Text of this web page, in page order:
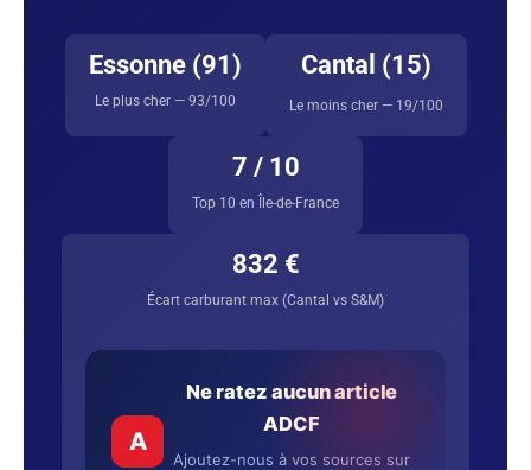
Essonne (91)
Le plus cher — 93/100
Cantal (15)
Le moins cher — 19/100
7 / 10
Top 10 en Île-de-France
832 €
Écart carburant max (Cantal vs S&M)
A
Ne ratez aucun article
ADCF
Ajoutez-nous à vos sources sur